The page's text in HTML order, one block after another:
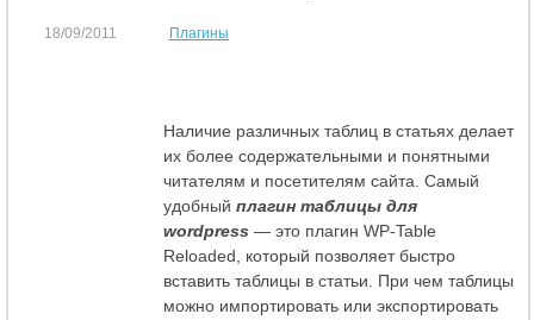
18/09/2011 Плагины
Наличие различных таблиц в статьях делает
их более содержательными и понятными
читателям и посетителям сайта. Самый
удобный плагин таблицы для
wordpress — это плагин WP-Table
Reloaded, который позволяет быстро
вставить таблицы в статьи. При чем таблицы
можно импортировать или экспортировать